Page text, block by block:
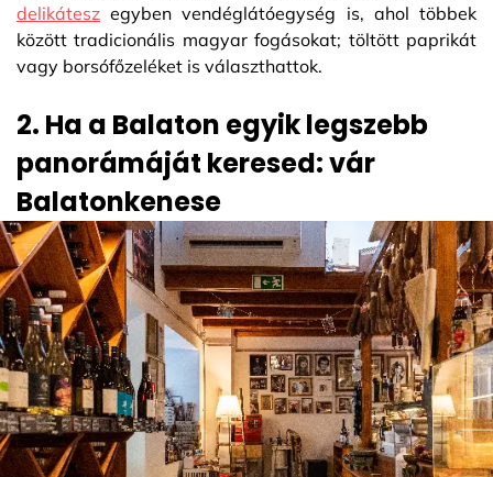
delikátesz egyben vendéglátóegység is, ahol többek
között tradicionális magyar fogásokat; töltött paprikát
vagy borsófőzeléket is választhattok.
2. Ha a Balaton egyik legszebb
panorámáját keresed: vár
Balatonkenese